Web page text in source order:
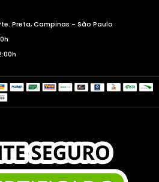
Preta, Campinas - São Paulo